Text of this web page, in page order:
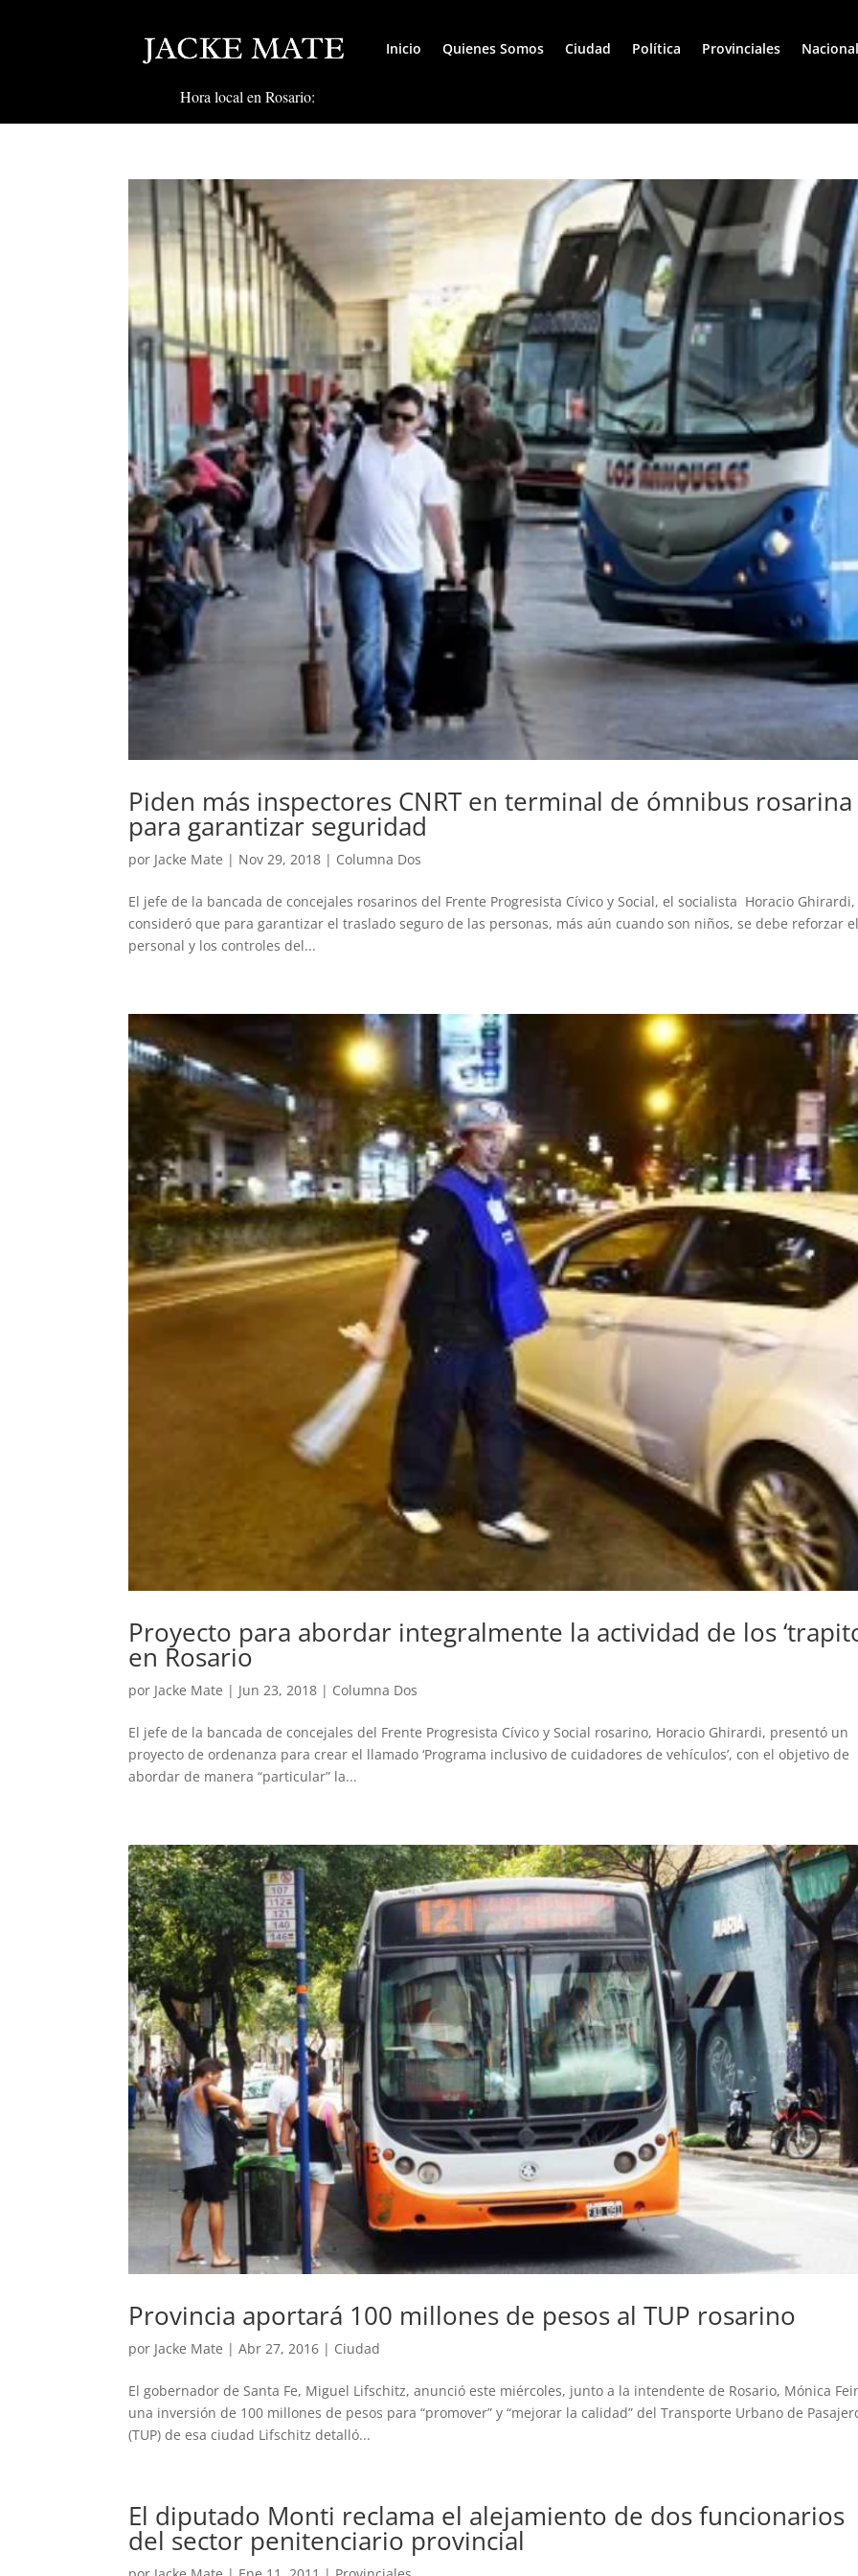
Inicio Quienes Somos Ciudad Política Provinciales
Hora local en Rosario:
Piden más inspectores CNRT en terminal de ómnibus rosarina
para garantizar seguridad
por Jacke Mate | Nov 29, 2018 | Columna Dos
El jefe de la bancada de concejales rosarinos del Frente Progresista Cívico y Social, el socialista Horacio Ghirardi,
consideró que para garantizar el traslado seguro de las personas, más aún cuando son niños, se debe reforzar
personal y los controles del...
Proyecto para abordar integralmente la actividad de los
en Rosario
por Jacke Mate | Jun 23, 2018 | Columna Dos
El jefe de la bancada de concejales del Frente Progresista Cívico y Social rosarino, Horacio Ghirardi, presentó un
proyecto de ordenanza para crear el llamado ‘Programa inclusivo de cuidadores de vehículos’, con el objetivo de
abordar de manera “particular” la...
Provincia aportará 100 millones de pesos al TUP rosarino
por Jacke Mate |Abr 27, 2016 | Ciudad
El gobernador de Santa Fe, Miguel Lifschitz, anunció este miércoles, junto a la intendente de Rosario, Mónica
una inversión de 100 millones de pesos para “promover” y “mejorar la calidad” del Transporte Urbano de
(TUP) de esa ciudad Lifschitz detalló...
El diputado Monti reclama el alejamiento de dos funcionarios
del sector penitenciario provincial